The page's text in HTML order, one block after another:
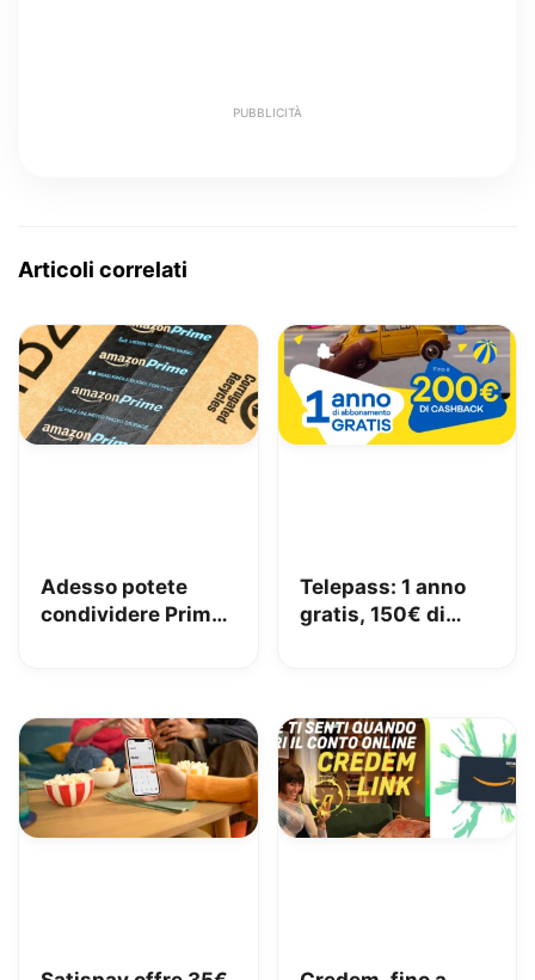
PUBBLICITÀ
Articoli correlati
Adesso potete
condividere Prime
Telepass: 1 anno
gratis, 150€ di